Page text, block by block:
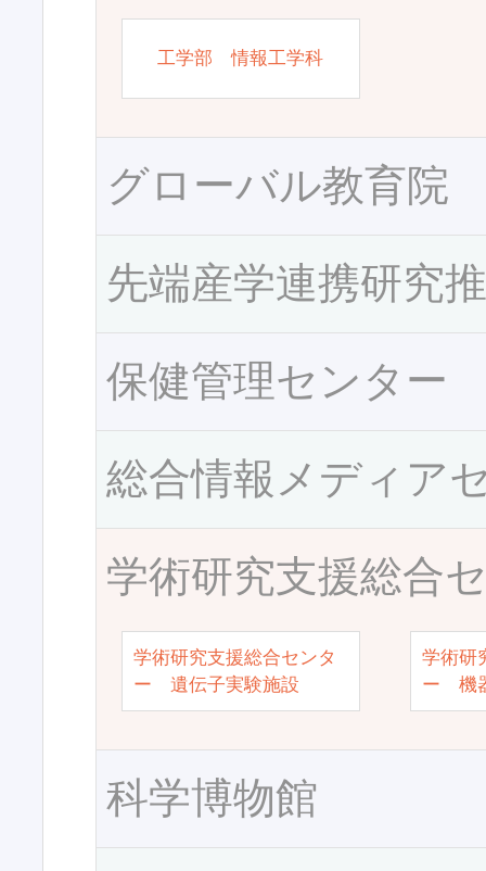
工学部 情報工学科
グローバル教育院
先端産学連携研究
保健管理センター
総合情報メディア
学術研究支援総合
学術研究支援総合センタ
ー 遺伝子実験施設
学術研
ー 機
科学博物館